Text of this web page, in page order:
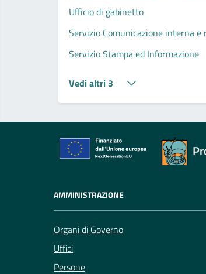
Ufficio di gabinetto
Servizio Comunicazione interna
Servizio Stampa ed Informazione
Vedi altri 3
AMMINISTRAZIONE
Organi di Governo
Uffici
Persone